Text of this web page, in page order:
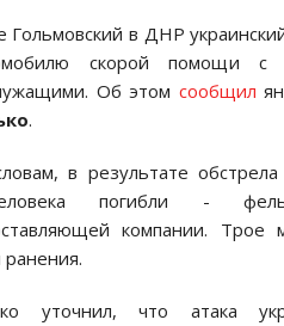
Гольмовский в ДНР
скорой помощи с
Об этом сообщил
.
в результате обстрела
погибли -
компании. Трое
ранения.
уточнил, что атака